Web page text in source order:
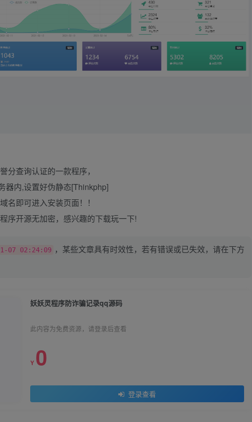
分查询认证的一款程序，
器内,设置好伪静态[Thinkphp]
名即可进入安装页面！！
序开源无加密，感兴趣的下载玩一下!
07 02:24:09 ，某些文章具有时效性，若有错误或已失效，请在下方
妖妖灵程序防诈骗记录qq源码
此内容为免费资源，请登录后查看
Y 0
登录查看